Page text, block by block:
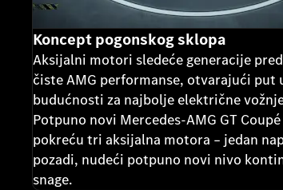
Koncept pogonskog sklopa
Aksijalni motori sledeće generacije
čiste AMG performanse, otvarajući put
budućnosti za najbolje električne
Potpuno novi Mercedes-AMG GT
pokreću tri aksijalna motora – jedan
pozadi, nudeći potpuno novi nivo
snage.